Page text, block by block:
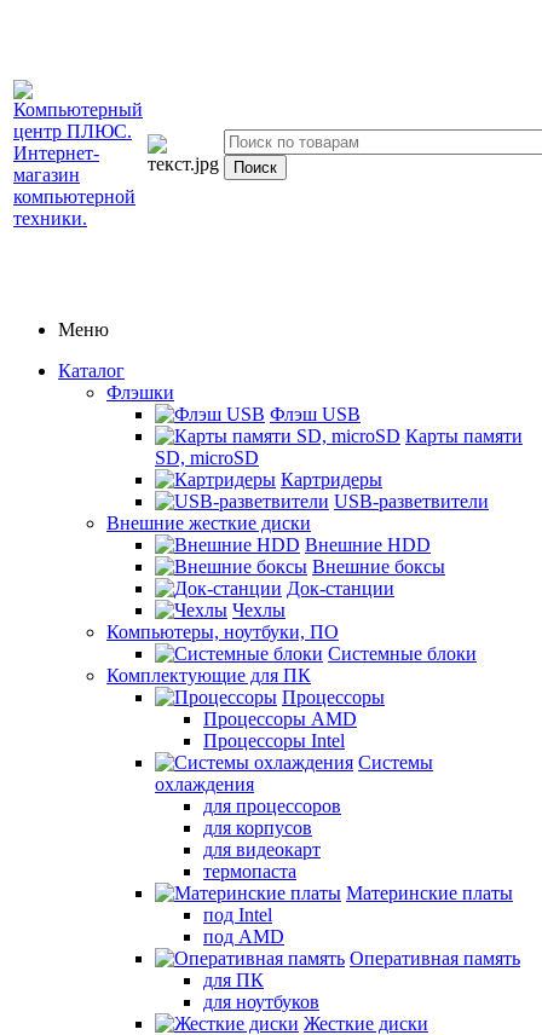
Меню
Каталог
Флэшки
Флэш USB
Карты памяти
SD, microSD
Картридеры
USB-разветвители
Внешние жесткие диски
Внешние HDD
Внешние боксы
Док-станции
Чехлы
Компьютеры, ноутбуки, ПО
Системные блоки
Комплектующие для ПК
Процессоры
Процессоры AMD
Процессоры Intel
Системы
охлаждения
для процессоров
для корпусов
для видеокарт
термопаста
Материнские платы
под Intel
под AMD
Оперативная память
для ПК
для ноутбуков
Жесткие диски